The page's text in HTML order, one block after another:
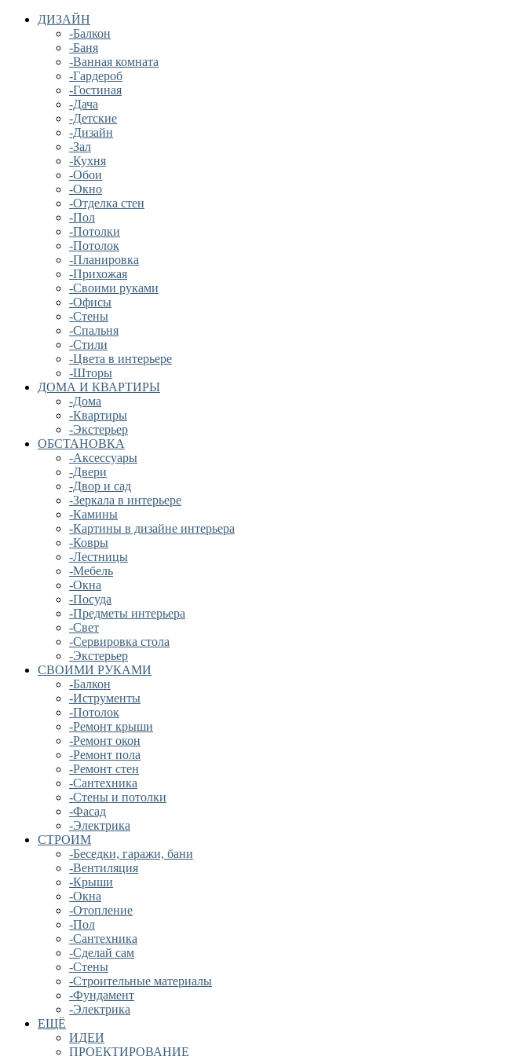
ДИЗАЙН
-Балкон
-Баня
-Ванная комната
-Гардероб
-Гостиная
-Дача
-Детские
-Дизайн
-Зал
-Кухня
-Обои
-Окно
-Отделка стен
-Пол
-Потолки
-Потолок
-Планировка
-Прихожая
-Своими руками
-Офисы
-Стены
-Спальня
-Стили
-Цвета в интерьере
-Шторы
ДОМА И КВАРТИРЫ
-Дома
-Квартиры
-Экстерьер
ОБСТАНОВКА
-Аксессуары
-Двери
-Двор и сад
-Зеркала в интерьере
-Камины
-Картины в дизайне интерьера
-Ковры
-Лестницы
-Мебель
-Окна
-Посуда
-Предметы интерьера
-Свет
-Сервировка стола
-Экстерьер
СВОИМИ РУКАМИ
-Балкон
-Иструменты
-Потолок
-Ремонт крыши
-Ремонт окон
-Ремонт пола
-Ремонт стен
-Сантехника
-Стены и потолки
-Фасад
-Электрика
СТРОИМ
-Беседки, гаражи, бани
-Вентиляция
-Крыши
-Окна
-Отопление
-Пол
-Сантехника
-Сделай сам
-Стены
-Строительные материалы
-Фундамент
-Электрика
ЕЩЁ
ИДЕИ
ПРОЕКТИРОВАНИЕ